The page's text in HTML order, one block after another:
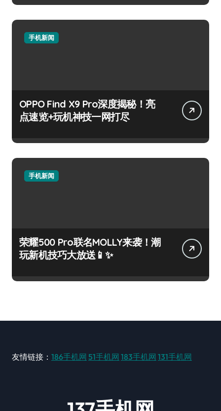
手机新闻
OPPO Find X9 Pro深度揭秘！亮
点速览+玩机神技一网打尽
手机新闻
荣耀500 Pro联名MOLLY来袭！潮
玩新机技巧大放送📱✨
友情链接： 186手机网 51手机网 183手机网 131手机网